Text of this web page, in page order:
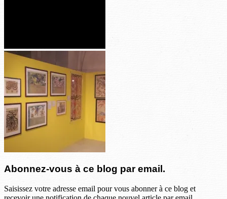
Abonnez-vous à ce blog par email.
Saisissez votre adresse email pour vous abonner à ce blog et